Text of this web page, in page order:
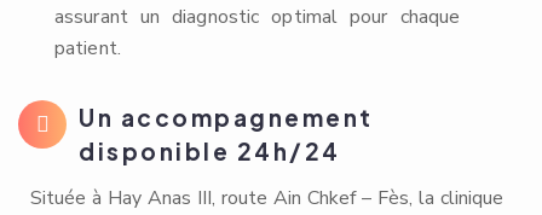
assurant un diagnostic optimal pour chaque
patient.
Un accompagnement
disponible 24h/24
Située à Hay Anas III, route Ain Chkef – Fès, la clinique